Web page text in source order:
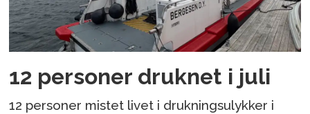
12 personer druknet i juli
12 personer mistet livet i drukningsulykker i